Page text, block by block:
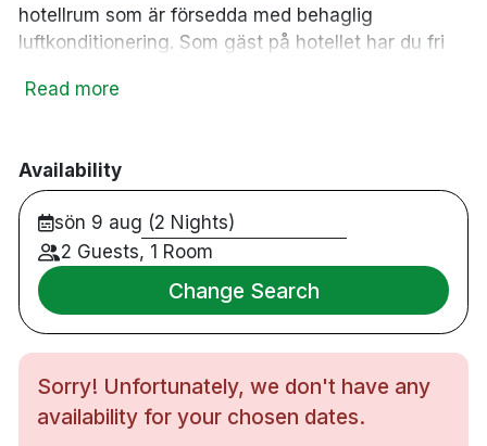
hotellrum som är försedda med behaglig
luftkonditionering. Som gäst på hotellet har du fri
samt bastu. I hotellet finns puben The Bishop Arms
serveras även en populär pubmeny.
116 rum
Gratis WiFi
LCD-TV
Värdeskåp
Skrivbord
Read more
Availability
sön 9 aug (2 Nights)
2 Guests, 1 Room
Change Search
Sorry! Unfortunately, we don't have any
availability for your chosen dates.